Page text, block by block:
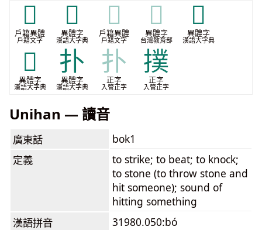
𢪊
戶籍異體
戶籍文字
𢹯
異體字
漢語大字典
𢹯
戶籍異體
戶籍文字
𢹯
異體字
台灣教育部
𢻭
異體字
漢語大字典
𣀛
異體字
漢語大字典
扑
異體字
漢語大字典
扑
正字
入管正字
撲
正字
入管正字
Unihan — 讀音
廣東話
bok1
定義
to strike; to beat; to knock;
to stone (to throw stone and
hit someone); sound of
hitting something
漢語拼音
31980.050:bó